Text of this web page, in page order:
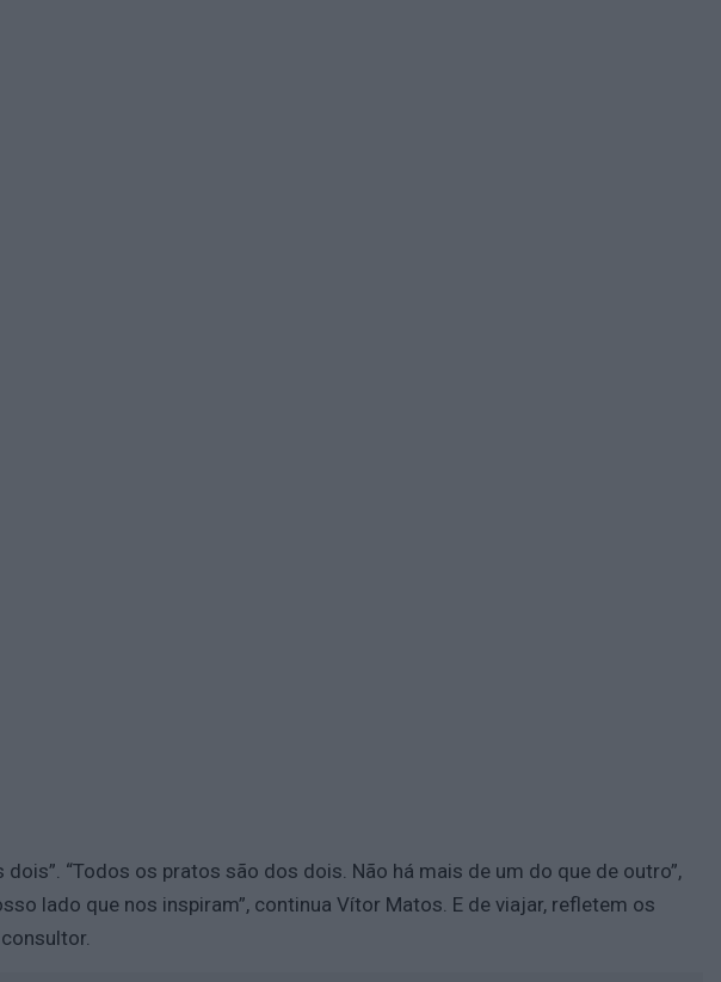
“Todos os pratos são dos dois. Não há mais de um do que de outro”,
lado que nos inspiram”, continua Vítor Matos. E de viajar, refletem os